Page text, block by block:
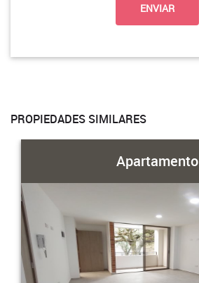
PROPIEDADES SIMILARES
Apartamento